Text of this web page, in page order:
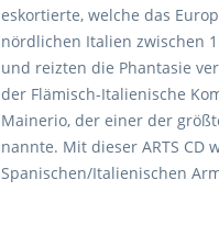
eskortierte, welche das
nördlichen Italien zwischen
und reizten die Phantasie
der Flämisch-Italienische
Mainerio, der einer der
nannte. Mit dieser ARTS
Spanischen/Italienischen